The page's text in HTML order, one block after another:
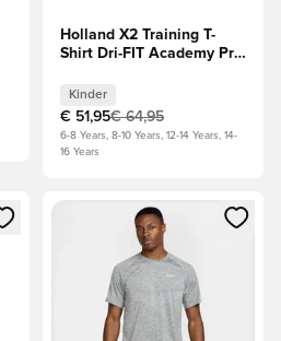
Holland X2 Training T-
Shirt Dri-FIT Academy Pro
2026 - Schwarz Kinder
Kinder
€ 51,95€ 64,95
6-8 Years, 8-10 Years, 12-14 Years, 14-
16 Years
oder Registrieren als
Öffnet ein Fenster zum